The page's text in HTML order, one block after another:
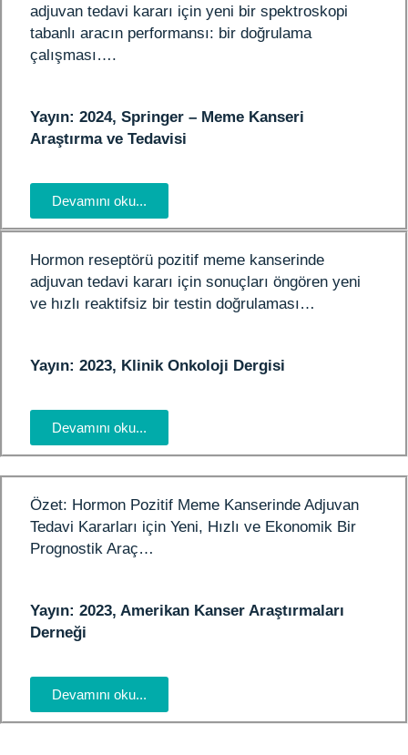
adjuvan tedavi kararı için yeni bir spektroskopi
tabanlı aracın performansı: bir doğrulama
çalışması….
Yayın: 2024, Springer – Meme Kanseri
Araştırma ve Tedavisi
Devamını oku...
Hormon reseptörü pozitif meme kanserinde
adjuvan tedavi kararı için sonuçları öngören yeni
ve hızlı reaktifsiz bir testin doğrulaması…
Yayın: 2023, Klinik Onkoloji Dergisi
Devamını oku...
Özet: Hormon Pozitif Meme Kanserinde Adjuvan
Tedavi Kararları için Yeni, Hızlı ve Ekonomik Bir
Prognostik Araç…
Yayın: 2023, Amerikan Kanser Araştırmaları
Derneği
Devamını oku...